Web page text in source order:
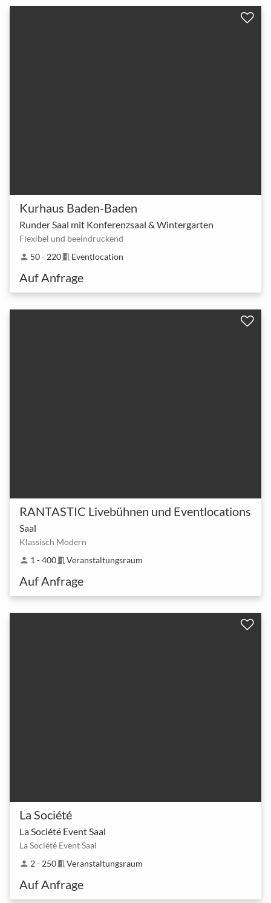
Kurhaus Baden-Baden
Runder Saal mit Konferenzsaal & Wintergarten
Flexibel und beeindruckend
person 50 - 220meeting_room Eventlocation
Auf Anfrage
RANTASTIC Livebühnen und Eventlocations
Saal
Klassisch Modern
person 1 - 400meeting_room Veranstaltungsraum
Auf Anfrage
La Société
La Société Event Saal
La Société Event Saal
person 2 - 250meeting_room Veranstaltungsraum
Auf Anfrage